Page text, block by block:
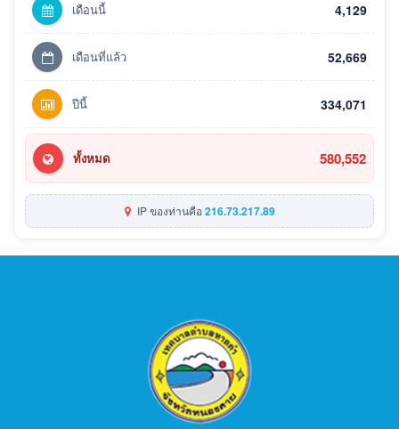
เดือนนี้ 4,129
เดือนที่แล้ว 52,669
ปีนี้ 334,071
ทั้งหมด 580,552
IP ของท่านคือ216.73.217.89